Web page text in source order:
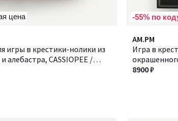
цена
игры в крестики-нолики из
алебастра, CASSIOPEE /
-55% по
AM.PM
Игра в
Morpha /
8900 ₽